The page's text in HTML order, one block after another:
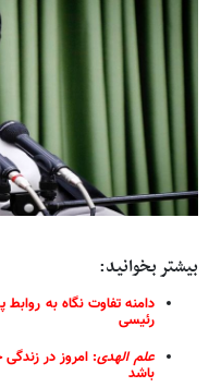
بیشتر بخوانید:
دامنه تفاوت نگاه به
رئیسی
علم الهدی: امروز در زندگی
باشد